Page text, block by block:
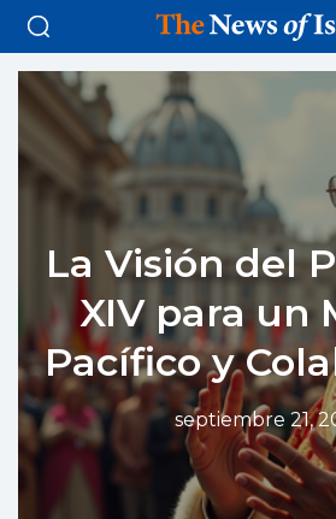
La Visión del
XIV para un
Pacífico y
septiembre 21,